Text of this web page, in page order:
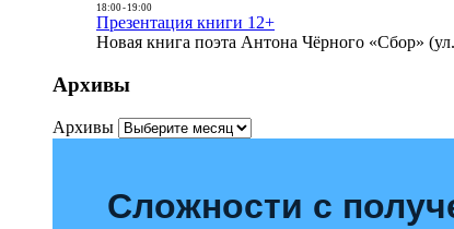
18:00- 19:00
Презентация книги 12+
Новая книга поэта Антона Чёрного «Сбор»
Архивы
Архивы
Сложности с